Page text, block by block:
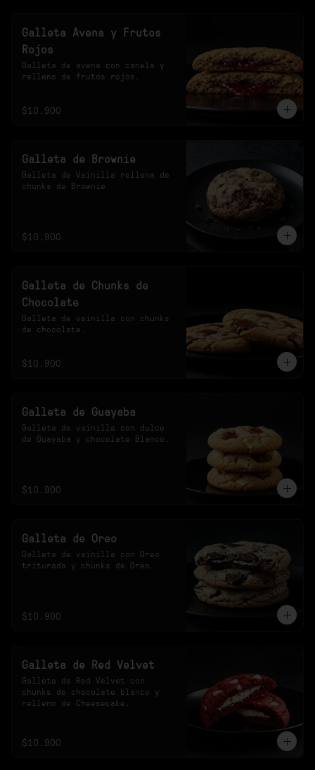
Galleta Avena y Frutos
Rojos
Galleta de avena con canela y
relleno de frutos rojos.
$10.900
Galleta de Brownie
Galleta de Vainilla rellena de
chunks de Brownie
$10.900
Galleta de Chunks de
Chocolate
Galleta de vainilla con chunks
de chocolate.
$10.900
Galleta de Guayaba
Galleta de vainilla con dulce
de Guayaba y chocolate Blanco.
$10.900
Galleta de Oreo
Galleta de vainilla con Oreo
triturada y chunks de Oreo.
$10.900
Galleta de Red Velvet
Galleta de Red Velvet con
chunks de chocolate blanco y
relleno de Cheesecake.
$10.900